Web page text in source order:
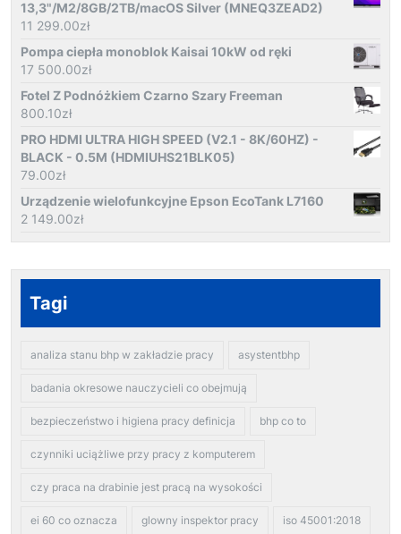
13,3"/M2/8GB/2TB/macOS Silver (MNEQ3ZEAD2)
11 299.00zł
Pompa ciepła monoblok Kaisai 10kW od ręki
17 500.00zł
Fotel Z Podnóżkiem Czarno Szary Freeman
800.10zł
PRO HDMI ULTRA HIGH SPEED (V2.1 - 8K/60HZ) -
BLACK - 0.5M (HDMIUHS21BLK05)
79.00zł
Urządzenie wielofunkcyjne Epson EcoTank L7160
2 149.00zł
Tagi
analiza stanu bhp w zakładzie pracy asystentbhp
badania okresowe nauczycieli co obejmują
bezpieczeństwo i higiena pracy definicja bhp co to
czynniki uciążliwe przy pracy z komputerem
czy praca na drabinie jest pracą na wysokości
ei 60 co oznacza glowny inspektor pracy iso 45001:2018